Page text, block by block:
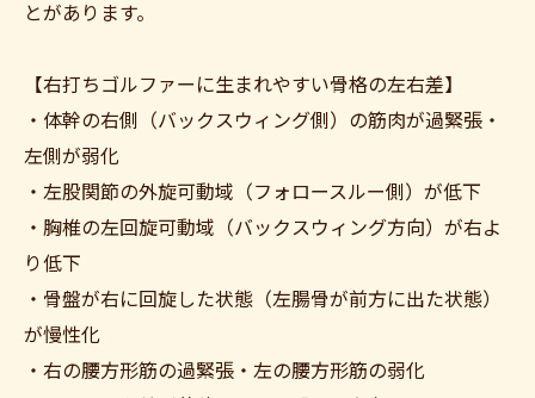
とがあります。
【右打ちゴルファーに生まれやすい骨格の左右差】
・体幹の右側（バックスウィング側）の筋肉が過緊張・
左側が弱化
・左股関節の外旋可動域（フォロースルー側）が低下
・胸椎の左回旋可動域（バックスウィング方向）が右よ
り低下
・骨盤が右に回旋した状態（左腸骨が前方に出た状態）
が慢性化
・右の腰方形筋の過緊張・左の腰方形筋の弱化